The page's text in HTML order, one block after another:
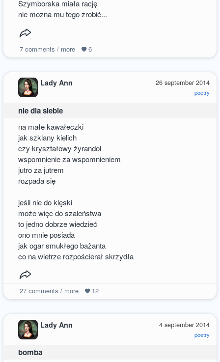
Szymborska miała rację
nie mozna mu tego zrobić...
7comments / more 6
26 september 2014
poetry
Lady Ann
nie dla siebie
na małe kawałeczki
jak szklany kielich
czy kryształowy żyrandol
wspomnienie za wspomnieniem
jutro za jutrem
rozpada się
jeśli nie do klęski
może więc do szaleństwa
to jedno dobrze wiedzieć
ono mnie posiada
jak ogar smukłego bażanta
co na wietrze rozpościerał skrzydła
27comments / more 12
4 september 2014
poetry
Lady Ann
bomba